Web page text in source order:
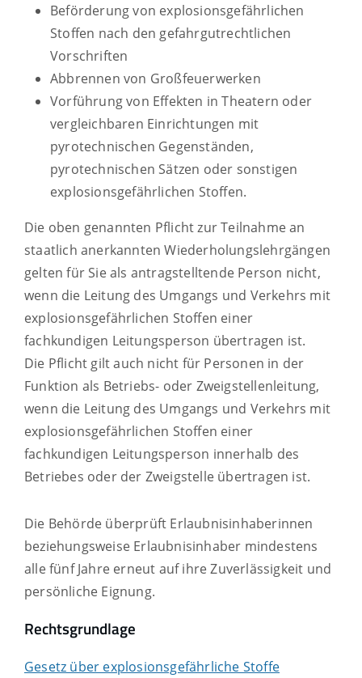
Beförderung von explosionsgefährlichen
Stoffen nach den gefahrgutrechtlichen
Vorschriften
Abbrennen von Großfeuerwerken
Vorführung von Effekten in Theatern oder
vergleichbaren Einrichtungen mit
pyrotechnischen Gegenständen,
pyrotechnischen Sätzen oder sonstigen
explosionsgefährlichen Stoffen.
Die oben genannten Pflicht zur Teilnahme an
staatlich anerkannten Wiederholungslehrgängen
gelten für Sie als antragstelltende Person nicht,
wenn die Leitung des Umgangs und Verkehrs mit
explosionsgefährlichen Stoffen einer
fachkundigen Leitungsperson übertragen ist.
Die Pflicht gilt auch nicht für Personen in der
Funktion als Betriebs- oder Zweigstellenleitung,
wenn die Leitung des Umgangs und Verkehrs mit
explosionsgefährlichen Stoffen einer
fachkundigen Leitungsperson innerhalb des
Betriebes oder der Zweigstelle übertragen ist.
Die Behörde überprüft Erlaubnisinhaberinnen
beziehungsweise Erlaubnisinhaber mindestens
alle fünf Jahre erneut auf ihre Zuverlässigkeit und
persönliche Eignung.
Rechtsgrundlage
Gesetz über explosionsgefährliche Stoffe